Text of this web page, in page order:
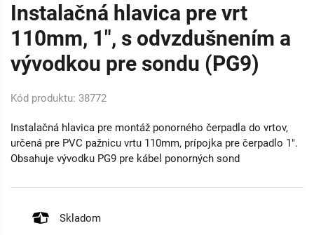
Instalačná hlavica pre vrt
110mm, 1", s odvzdušnením a
vývodkou pre sondu (PG9)
Kód produktu: 38772
Instalačná hlavica pre montáž ponorného čerpadla do vrtov,
určená pre PVC pažnicu vrtu 110mm, prípojka pre čerpadlo 1".
Obsahuje vývodku PG9 pre kábel ponorných sond
Skladom